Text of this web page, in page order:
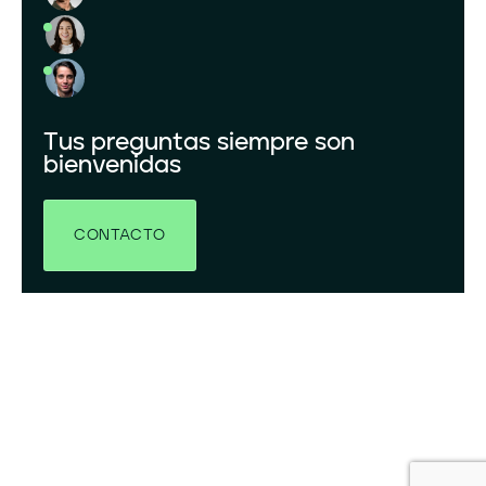
Tus preguntas siempre son
bienvenidas
CONTACTO